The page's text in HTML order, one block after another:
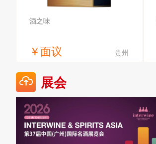
酒之味
￥面议 贵州
河南酒之味供应链管理有限公司
展会